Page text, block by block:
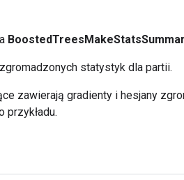
statystyk dla partii.
zawierają gradienty i hesjany
przykładu.